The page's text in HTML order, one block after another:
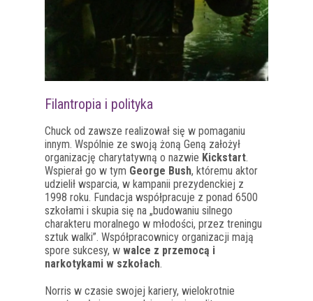
Filantropia i polityka
Chuck od zawsze realizował się w pomaganiu
innym. Wspólnie ze swoją żoną Geną założył
organizację charytatywną o nazwie Kickstart.
Wspierał go w tym George Bush, któremu aktor
udzielił wsparcia, w kampanii prezydenckiej z
1998 roku. Fundacja współpracuje z ponad 6500
szkołami i skupia się na „budowaniu silnego
charakteru moralnego w młodości, przez treningu
sztuk walki”. Współpracownicy organizacji mają
spore sukcesy, w walce z przemocą i
narkotykami w szkołach.
Norris w czasie swojej kariery, wielokrotnie